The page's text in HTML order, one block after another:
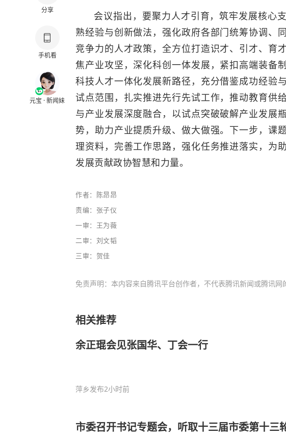
分享
手机看
元宝 · 新闻妹
会议指出，要聚力人才引育，筑牢发展核心
熟经验与创新做法，强化政府各部门统筹协调、
竞争力的人才政策，全方位打造识才、引才、育
焦产业攻坚，深化科创一体发展，紧扣高端装备
科技人才一体化发展新路径，充分借鉴成功经验
试点范围，扎实推进先行先试工作，推动教育供
与产业发展深度融合，以试点突破破解产业发展
势，助力产业提质升级、做大做强。下一步，课
理资料，完善工作思路，强化任务推进落实，为
发展贡献政协智慧和力量。
作者：陈昂昂
责编：张子仪
一审：王为薇
二审：刘文韬
三审：贺佳
免责声明：本内容来自腾讯平台创作者，不代表腾讯新闻或腾讯网
相关推荐
余正琨会见张国华、丁会一行
萍乡发布2小时前
市委召开书记专题会，听取十三届市委第十三